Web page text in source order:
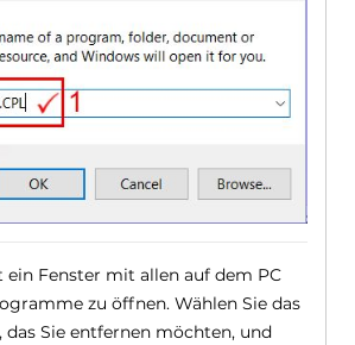
Fenster mit allen auf dem PC
zu öffnen. Wählen Sie das
Sie entfernen möchten, und